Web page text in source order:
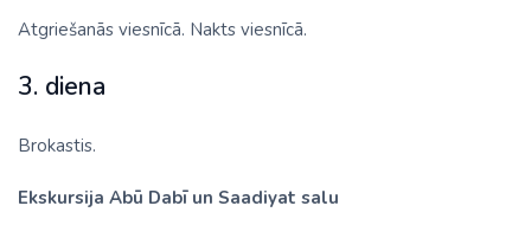
Atgriešanās viesnīcā. Nakts viesnīcā.
3. diena
Brokastis.
Ekskursija Abū Dabī un Saadiyat salu